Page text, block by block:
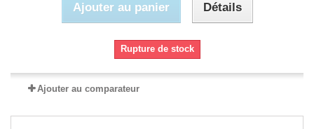
Ajouter au panier Détails
Rupture de stock
Ajouter au comparateur